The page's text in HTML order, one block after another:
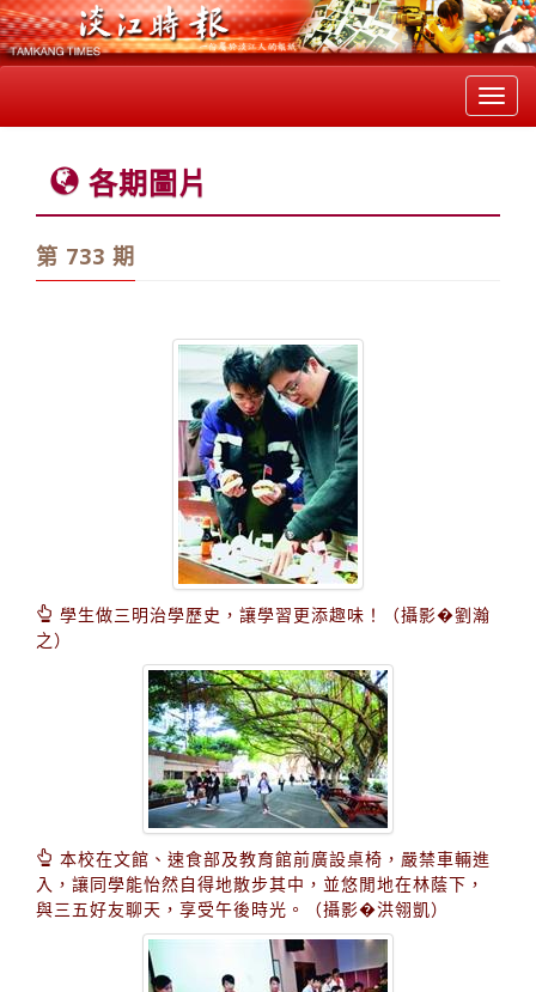
各期圖片
第 733 期
學生做三明治學歷史，讓學習更添趣味！（攝影�劉瀚
之）
本校在文館、速食部及教育館前廣設桌椅，嚴禁車輛進
入，讓同學能怡然自得地散步其中，並悠閒地在林蔭下，
與三五好友聊天，享受午後時光。（攝影�洪翎凱）